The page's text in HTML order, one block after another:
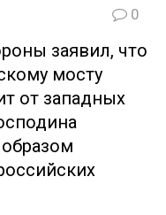
0
заявил, что
мосту
от западных